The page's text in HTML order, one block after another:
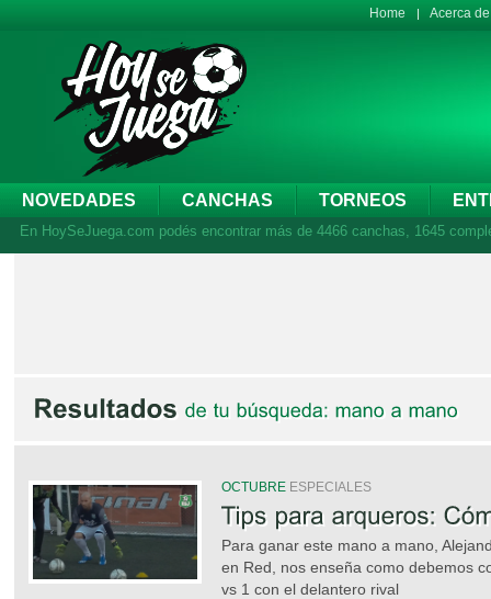
Home Acerca
NOVEDADES CANCHAS TORNEOS
En HoySeJuega.com podés encontrar más de 4466 canchas, 1645
OCTUBRE ESPECIALES
Para ganar este mano a mano,
en Red, nos enseña como debemos
vs 1 con el delantero rival